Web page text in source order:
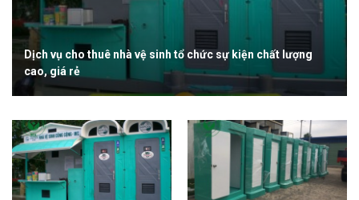
Dịch vụ cho thuê nhà vệ sinh tổ chức sự kiện chất lượng
cao, giá rẻ